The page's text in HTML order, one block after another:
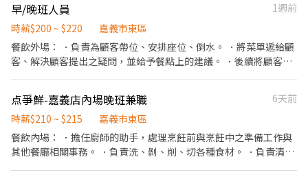
～ 早班：06:30-13:00 晚班：15:00-22:00 （實際排班以門市需求為
主） 🌟員工福利：員工飲料、員工折扣、獎學金、勞健團保 🫶🏻徵
長期工讀生：可配合一年以上為佳
早/晚班人員
1週前
時薪$200 ~ $220
嘉義市東區
餐飲外場： ．負責為顧客帶位、安排座位、倒水。 ．將菜單遞給顧
客、解決顧客提出之疑問，並給予餐點上的建議。 ．後續將顧客點
負責結帳、收銀等工作。 餐飲內場： ．擔任廚師的助手，處理烹飪
前與烹飪中之準備工作與其他餐廳相關事務。 ．負責洗、剝、削、
切各種食材。 ．負責清理工作環境、設備和餐具。 ．準備不同餐點
所需要的食材。 ．協助測量食材的容量與重量。 ．負責擺盤、打包
点爭鮮-嘉義店內場晚班兼職
6天前
時薪$210 ~ $215
嘉義市東區
餐飲內場： ．擔任廚師的助手，處理烹飪前與烹飪中之準備工作與
其他餐廳相關事務。 ．負責洗、剝、削、切各種食材。 ．負責清理